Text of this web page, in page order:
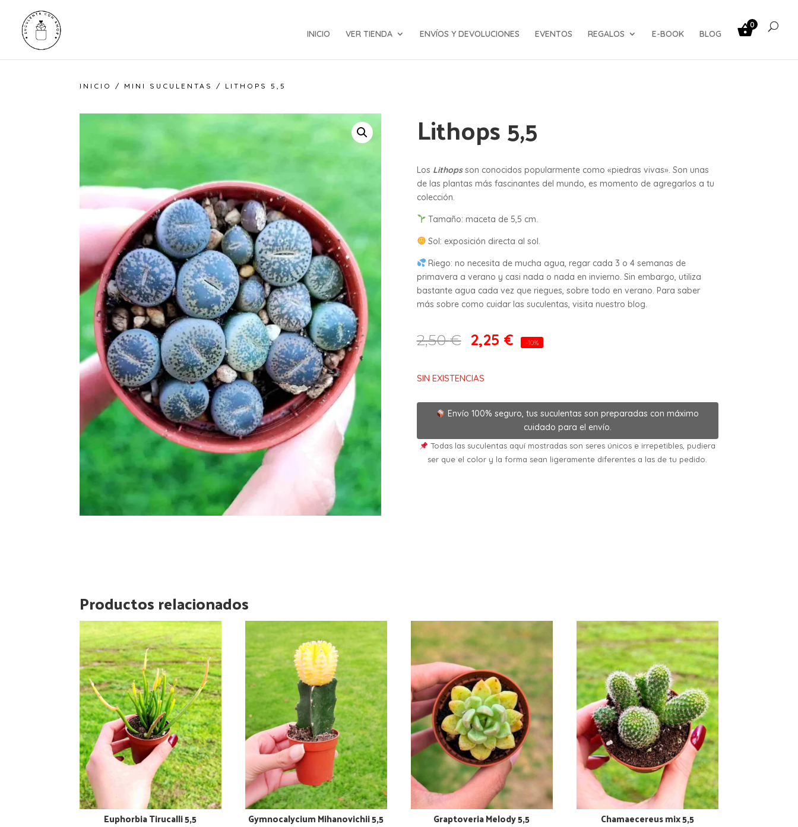
INICIO VER TIENDA ENVÍOS Y DEVOLUCIONES EVENTOS REGALOS E-BOOK BLOG
0
INICIO / MINI SUCULENTAS / LITHOPS 5,5
Lithops 5,5
Los Lithopsson conocidos popularmente como «piedras vivas». Son unas
de las plantas más fascinantes del mundo, es momento de agregarlos a tu
colección.
Tamaño: maceta de 5,5 cm.
Sol: exposición directa al sol.
Riego: no necesita de mucha agua, regar cada 3 o 4 semanas de
primavera a verano y casi nada o nada en invierno. Sin embargo, utiliza
bastante agua cada vez que riegues, sobre todo en verano. Para saber
más sobre como cuidar las suculentas, visita nuestro blog.
2,50€ 2,25 € -10%
SIN EXISTENCIAS
Envío 100% seguro, tus suculentas son preparadas con máximo
cuidado para el envío.
Todas las suculentas aquí mostradas son seres únicos e irrepetibles, pudiera
ser que el color y la forma sean ligeramente diferentes a las de tu pedido.
Productos relacionados
Euphorbia Tirucalli 5,5 Gymnocalycium Mihanovichii 5,5 Graptoveria Melody 5,5 Chamaecereus mix 5,5